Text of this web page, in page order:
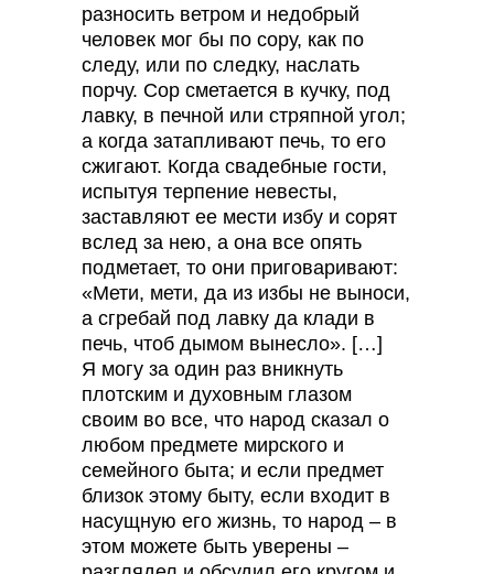
разносить ветром и недобрый
человек мог бы по сору, как по
следу, или по следку, наслать
порчу. Сор сметается в кучку, под
лавку, в печной или стряпной угол;
а когда затапливают печь, то его
сжигают. Когда свадебные гости,
испытуя терпение невесты,
заставляют ее мести избу и сорят
вслед за нею, а она все опять
подметает, то они приговаривают:
«Мети, мети, да из избы не выноси,
а сгребай под лавку да клади в
печь, чтоб дымом вынесло». […]
Я могу за один раз вникнуть
плотским и духовным глазом
своим во все, что народ сказал о
любом предмете мирского и
семейного быта; и если предмет
близок этому быту, если входит в
насущную его жизнь, то народ – в
этом можете быть уверены –